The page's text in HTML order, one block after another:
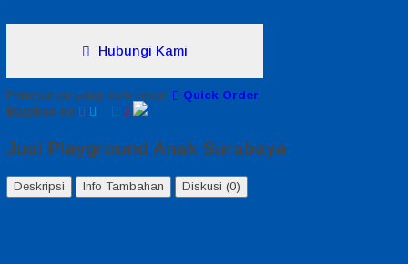
Hubungi Kami
Pemesanan yang lebih cepat!
Quick Order
Bagikan ke
Jual Playground Anak Surabaya
Deskripsi Info Tambahan Diskusi (0)